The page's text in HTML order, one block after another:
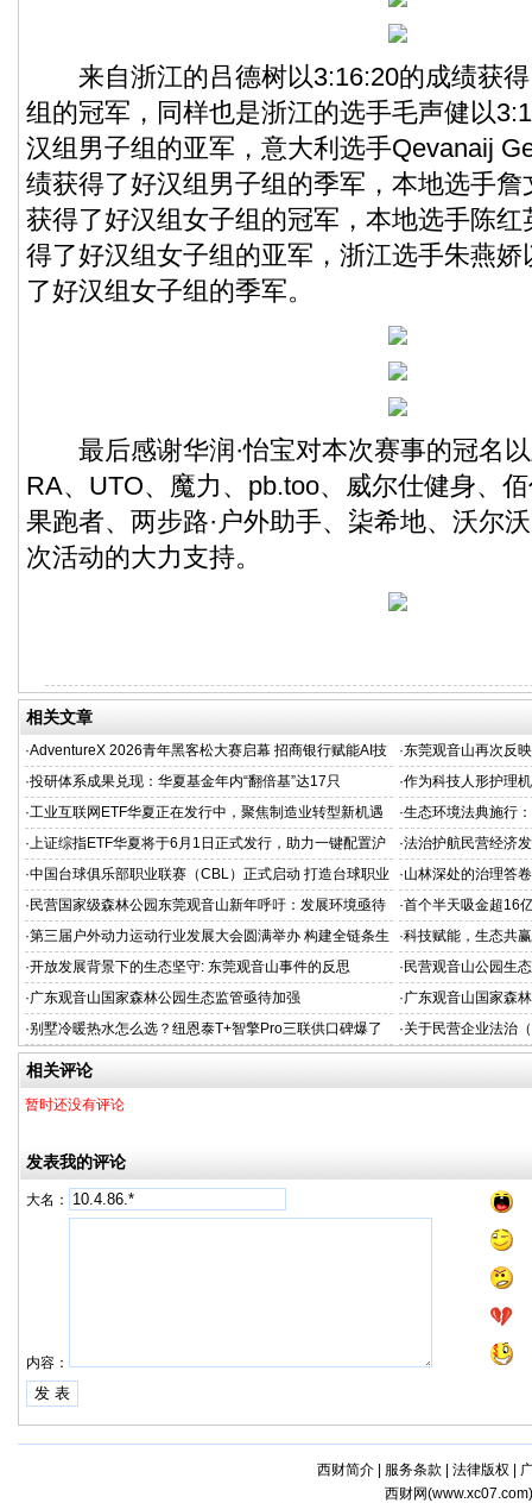
来自浙江的吕德树以3:16:20的成绩获得
组的冠军，同样也是浙江的选手毛声健以
汉组男子组的亚军，意大利选手Qevanaij
绩获得了好汉组男子组的季军，本地选手
获得了好汉组女子组的冠军，本地选手陈
得了好汉组女子组的亚军，浙江选手朱燕
了好汉组女子组的季军。
最后感谢华润·怡宝对本次赛事的冠名以
RA、UTO、魔力、pb.too、威尔仕健身、
果跑者、两步路·户外助手、柒希地、沃尔
次活动的大力支持。
相关文章
·AdventureX 2026青年黑客松大赛启幕 招商银行赋能AI技
术新生代
·东莞观音山再次反
·投研体系成果兑现：华夏基金年内“翻倍基”达17只 ·作为科技人形护理
新范式
·工业互联网ETF华夏正在发行中，聚焦制造业转型新机遇 ·生态环境法典施行
·上证综指ETF华夏将于6月1日正式发行，助力一键配置沪
市核心资产
·法治护航民营经济
担当
·中国台球俱乐部职业联赛（CBL）正式启动 打造台球职业
化发展新标杆
·山林深处的治理答
· 民营国家级森林公园东莞观音山新年呼吁：发展环境亟待
改善
·首个半天吸金超16
机构疯抢，超购逾2
·第三届户外动力运动行业发展大会圆满举办 构建全链条生
态闭环，开启户外动力运动黄金时代
·科技赋能，生态共
业空调新标准
·开放发展背景下的生态坚守: 东莞观音山事件的反思 · 民营观音山公园生
·广东观音山国家森林公园生态监管亟待加强 ·广东观音山国家森
·别墅冷暖热水怎么选？纽恩泰T+智擎Pro三联供口碑爆了 ·关于民营企业法治
（三）
相关评论
暂时还没有评论
发表我的评论
大名：
内容：
西财简介| 服务条款 法律版权
西财网(www.xc07.com